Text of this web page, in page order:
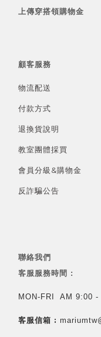
上傳穿搭領購物金
顧客服務
物流配送
付款方式
退換貨說明
教室團體採買
會員分級&購物金
反詐騙公告
聯絡我們
客服服務時間 :
MON-FRI AM 9:00 -
客服信箱 :